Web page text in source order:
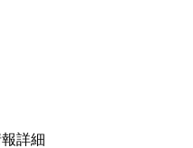
詳細